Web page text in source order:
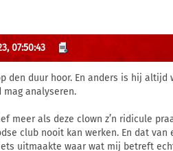
07:50:43
den duur hoor. En anders is hij altijd
analyseren.
meer als deze clown z’n ridicule
club nooit kan werken. En dat
uitmaakte waar wat mij betreft